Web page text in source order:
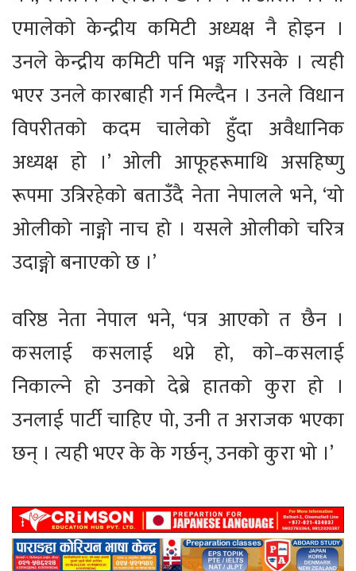
एमालेको केन्द्रीय कमिटी अध्यक्ष नै होइन ।
उनले केन्द्रीय कमिटी पनि भङ्ग गरिसके । त्यही
भएर उनले कारबाही गर्न मिल्दैन । उनले विधान
विपरीतको कदम चालेको हुँदा अवैधानिक
अध्यक्ष हो ।’ ओली आफूहरूमाथि असहिष्णु
रूपमा उत्रिरहेको बताउँदै नेता नेपालले भने, ‘यो
ओलीको नाङ्गो नाच हो । यसले ओलीको चरित्र
उदाङ्गो बनाएको छ ।’
वरिष्ठ नेता नेपाल भने, ‘पत्र आएको त छैन ।
कसलाई कसलाई थप्ने हो, को–कसलाई
निकाल्ने हो उनको देब्रे हातको कुरा हो ।
उनलाई पार्टी चाहिए पो, उनी त अराजक भएका
छन् । त्यही भएर के के गर्छन्, उनको कुरा भो ।’